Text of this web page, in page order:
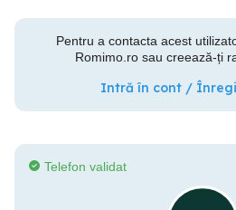
Pentru a contacta acest
Romimo.ro sau creează-ți
Intră în cont /
Telefon validat